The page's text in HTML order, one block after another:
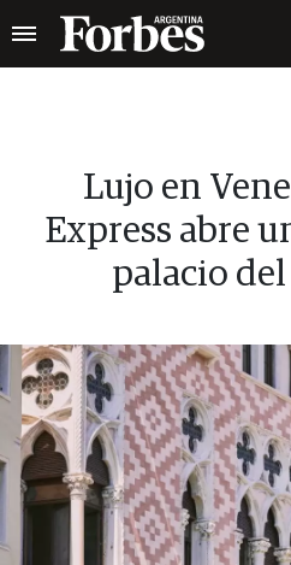
Lujo en
Express abre
palacio